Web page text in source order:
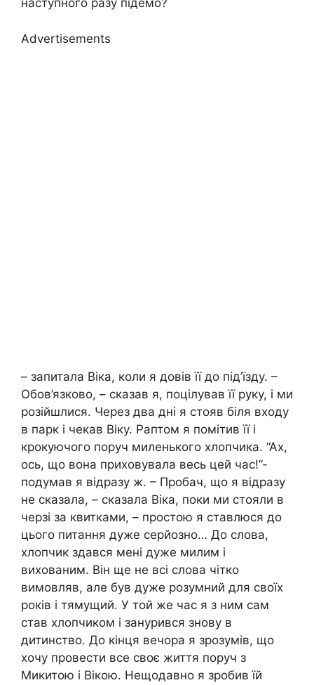
наступного разу підемо?
Advertisements
– запитала Віка, коли я довів її до під’їзду. –
Обов’язково, – сказав я, поцілував її руку, і ми
розійшлися. Через два дні я стояв біля входу
в парк і чекав Віку. Раптом я помітив її і
крокуючого поруч миленького хлопчика. “Ах,
ось, що вона приховувала весь цей час!”-
подумав я відразу ж. – Пробач, що я відразу
не сказала, – сказала Віка, поки ми стояли в
черзі за квитками, – простою я ставлюся до
цього питання дуже серйозно… До слова,
хлопчик здався мені дуже милим і
вихованим. Він ще не всі слова чітко
вимовляв, але був дуже розумний для своїх
років і тямущий. У той же час я з ним сам
став хлопчиком і занурився знову в
дитинство. До кінця вечора я зрозумів, що
хочу провести все своє життя поруч з
Микитою і Вікою. Нещодавно я зробив їй